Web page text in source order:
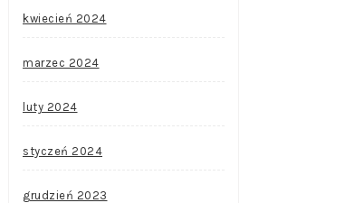
kwiecień 2024
marzec 2024
luty 2024
styczeń 2024
grudzień 2023